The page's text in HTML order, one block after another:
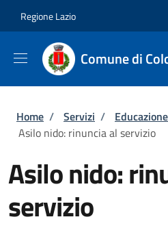
Regione Lazio
Comune di
Briciole di pane
Home / Servizi /
Asilo nido: rinuncia al servizio
Asilo nido:
servizio